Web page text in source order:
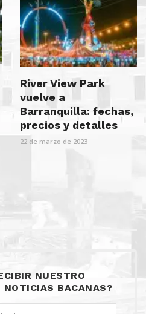
River View Park
vuelve a
Barranquilla: fechas,
precios y detalles
22 de marzo de 2023
NUESTRO
NOTICIAS BACANAS?